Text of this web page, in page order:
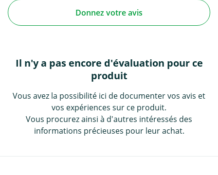
Donnez votre avis
Il n'y a pas encore d'évaluation pour ce
produit
Vous avez la possibilité ici de documenter vos avis et
vos expériences sur ce produit.
Vous procurez ainsi à d'autres intéressés des
informations précieuses pour leur achat.